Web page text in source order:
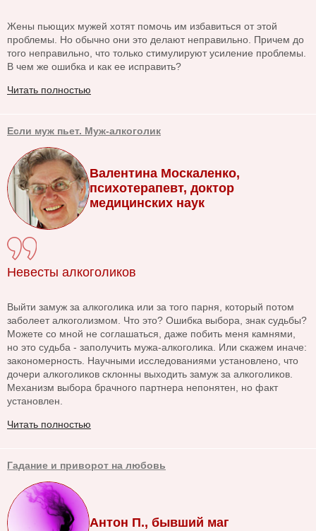
Жены пьющих мужей хотят помочь им избавиться от этой
проблемы. Но обычно они это делают неправильно. Причем до
того неправильно, что только стимулируют усиление проблемы.
В чем же ошибка и как ее исправить?
Читать полностью
Если муж пьет. Муж-алкоголик
Валентина Москаленко,
психотерапевт, доктор
медицинских наук
Невесты алкоголиков
Выйти замуж за алкоголика или за того парня, который потом
заболеет алкоголизмом. Что это? Ошибка выбора, знак судьбы?
Можете со мной не соглашаться, даже побить меня камнями,
но это судьба - заполучить мужа-алкоголика. Или скажем иначе:
закономерность. Научными исследованиями установлено, что
дочери алкоголиков склонны выходить замуж за алкоголиков.
Механизм выбора брачного партнера непонятен, но факт
установлен.
Читать полностью
Гадание и приворот на любовь
Антон П., бывший маг